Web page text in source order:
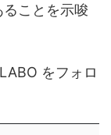
ことを示唆
をフォロ